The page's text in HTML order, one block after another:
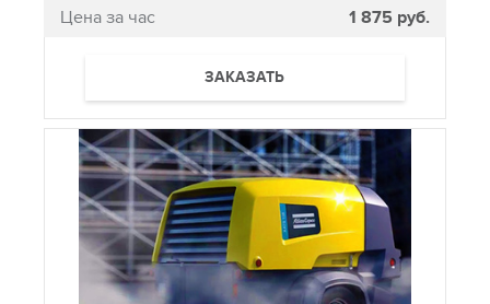
Цена за час
1 875 руб.
ЗАКАЗАТЬ